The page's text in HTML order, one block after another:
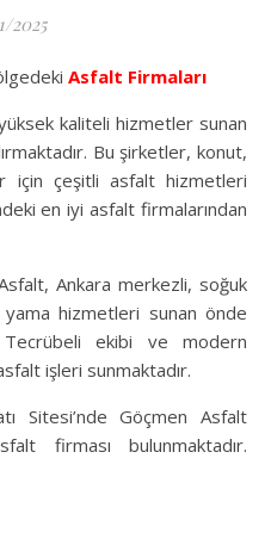
2025
Asfalt Firmaları
kaliteli hizmetler sunan
Bu şirketler, konut,
için çeşitli asfalt hizmetleri
en iyi asfalt firmalarından
Ankara merkezli, soğuk
hizmetleri sunan önde
ekibi ve modern
işleri sunmaktadır.
Sitesi’nde Göçmen Asfalt
firması bulunmaktadır.